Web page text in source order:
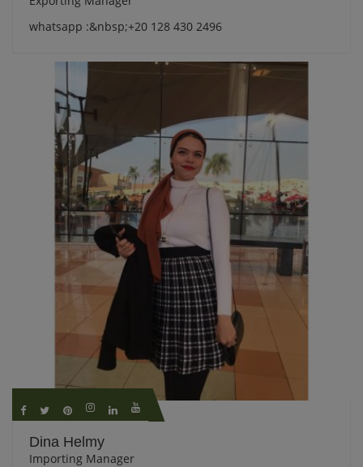
whatsapp :&nbsp;+20 128 430 2496
Dina Helmy
Importing Manager